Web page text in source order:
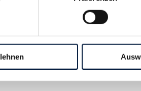
es häufig vor, dass diese ihre
Post oder für einzelne
und